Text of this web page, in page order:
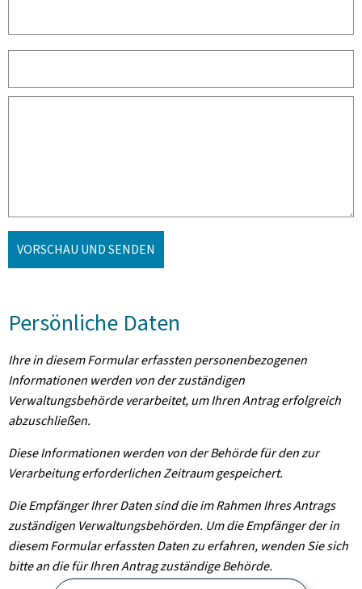
VORSCHAU UND SENDEN
Persönliche Daten
Ihre in diesem Formular erfassten personenbezogenen
Informationen werden von der zuständigen
Verwaltungsbehörde verarbeitet, um Ihren Antrag erfolgreich
abzuschließen.
Diese Informationen werden von der Behörde für den zur
Verarbeitung erforderlichen Zeitraum gespeichert.
Die Empfänger Ihrer Daten sind die im Rahmen Ihres Antrags
zuständigen Verwaltungsbehörden. Um die Empfänger der in
diesem Formular erfassten Daten zu erfahren, wenden Sie sich
bitte an die für Ihren Antrag zuständige Behörde.